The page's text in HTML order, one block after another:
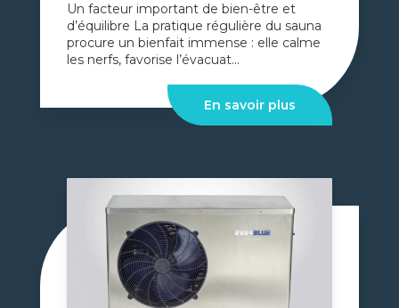
Un facteur important de bien-être et
d’équilibre La pratique régulière du sauna
procure un bienfait immense : elle calme
les nerfs, favorise l’évacuat...
En savoir plus